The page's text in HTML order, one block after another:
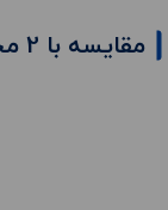
مقایسه با 2 محصول مشابه